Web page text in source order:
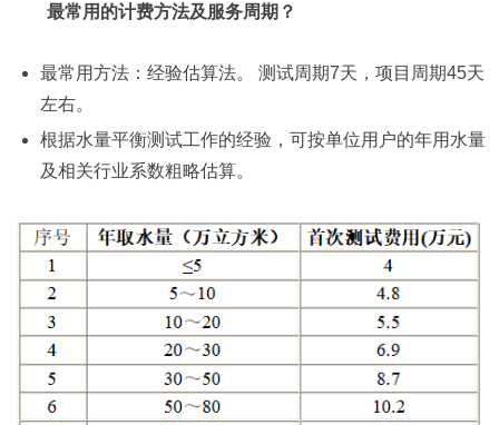
最常用的计费方法及服务周期？
最常用方法：经验估算法。 测试周期7天，项目周期45天
左右。
根据水量平衡测试工作的经验，可按单位用户的年用水量
及相关行业系数粗略估算。